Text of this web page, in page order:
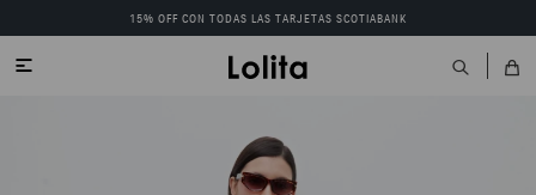
15% OFF CON TODAS LAS TARJETAS SCOTIABANK
